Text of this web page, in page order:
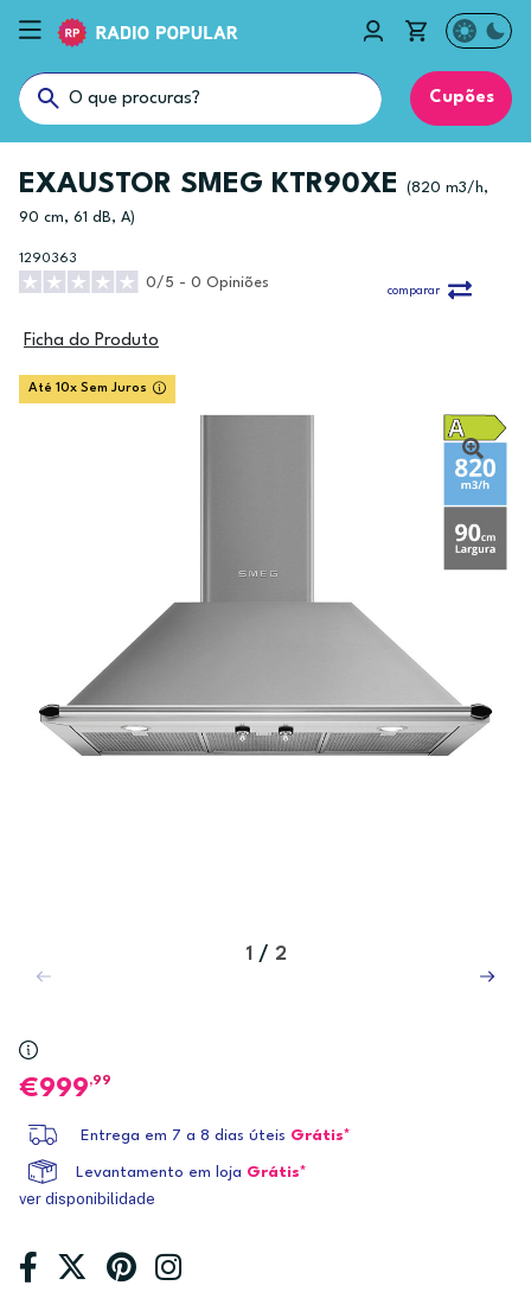
Cupões
EXAUSTOR SMEG KTR90XE
(820 m3/h,
90 cm, 61 dB, A)
1290363
0/5 - 0 Opiniões
comparar
Ficha do Produto
Até 10x Sem Juros
1 / 2
999,99
Entrega em 7 a 8 dias úteis Grátis*
Levantamento em loja Grátis*
ver disponibilidade